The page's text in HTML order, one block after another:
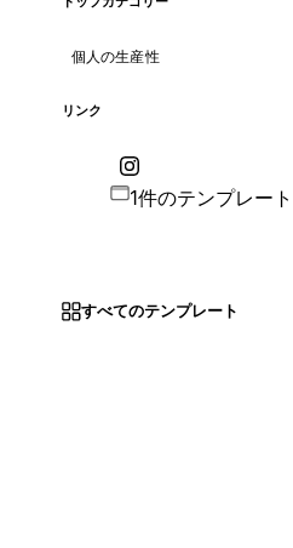
個人の生産性
リンク
1件のテンプレート
すべてのテンプレート